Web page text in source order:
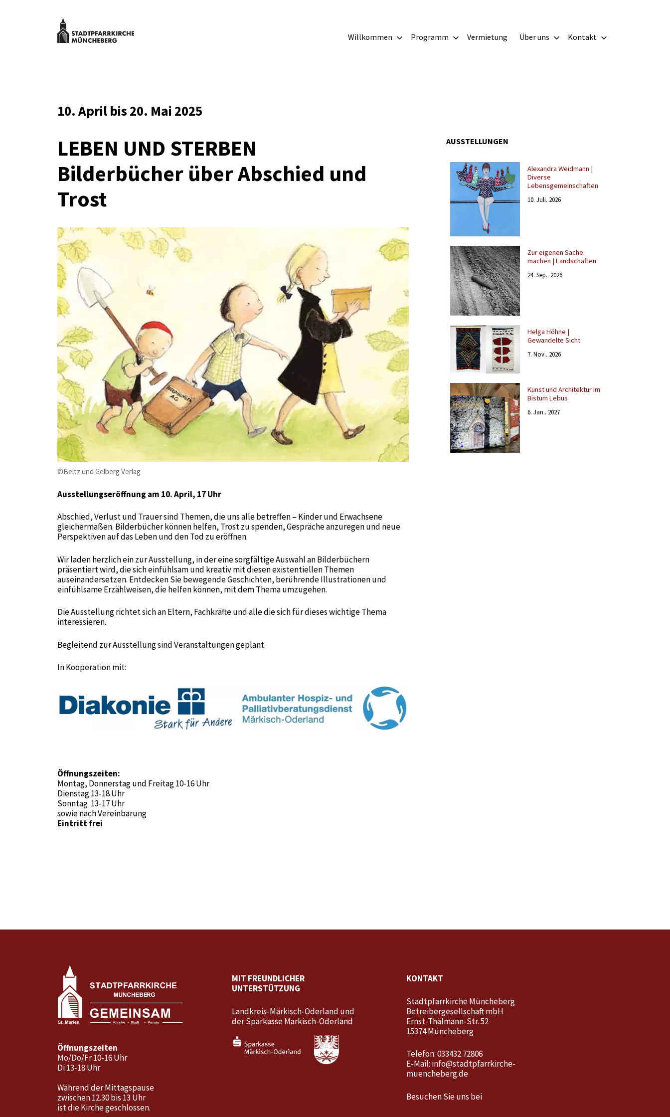
Willkommen Programm Vermietung Über uns Kontakt
10. April bis 20. Mai 2025
LEBEN UND STERBEN
Bilderbücher über Abschied und
Trost
©Beltz und Gelberg Verlag
Ausstellungseröffnung am 10. April, 17 Uhr
Abschied, Verlust und Trauer sind Themen, die uns alle betreffen – Kinder und Erwachsene
gleichermaßen. Bilderbücher können helfen, Trost zu spenden, Gespräche anzuregen und neue
Perspektiven auf das Leben und den Tod zu eröffnen.
Wir laden herzlich ein zur Ausstellung, in der eine sorgfältige Auswahl an Bilderbüchern
präsentiert wird, die sich einfühlsam und kreativ mit diesen existentiellen Themen
auseinandersetzen. Entdecken Sie bewegende Geschichten, berührende Illustrationen und
einfühlsame Erzählweisen, die helfen können, mit dem Thema umzugehen.
Die Ausstellung richtet sich an Eltern, Fachkräfte und alle die sich für dieses wichtige Thema
interessieren.
Begleitend zur Ausstellung sind Veranstaltungen geplant.
In Kooperation mit:
Öffnungszeiten:
Montag, Donnerstag und Freitag 10-16 Uhr
Dienstag 13-18 Uhr
Sonntag 13-17 Uhr
sowie nach Vereinbarung
Eintritt frei
AUSSTELLUNGEN
Alexandra Weidmann |
Diverse
Lebensgemeinschaften
10. Juli. 2026
Zur eigenen Sache
machen | Landschaften
24. Sep.. 2026
Helga Höhne |
Gewandelte Sicht
7. Nov.. 2026
Kunst und Architektur im
Bistum Lebus
6. Jan.. 2027
Öffnungszeiten
Mo/Do/Fr 10-16 Uhr
Di 13-18 Uhr
Während der Mittagspause
zwischen 12.30 bis 13 Uhr
ist die Kirche geschlossen.
MIT FREUNDLICHER
UNTERSTÜTZUNG
Landkreis-Märkisch-Oderland und
der Sparkasse Märkisch-Oderland
KONTAKT
Stadtpfarrkirche Müncheberg
Betreibergesellschaft mbH
Ernst-Thälmann-Str. 52
15374 Müncheberg
Telefon: 033432 72806
E-Mail: info@stadtpfarrkirche-
muencheberg.de
Besuchen Sie uns bei